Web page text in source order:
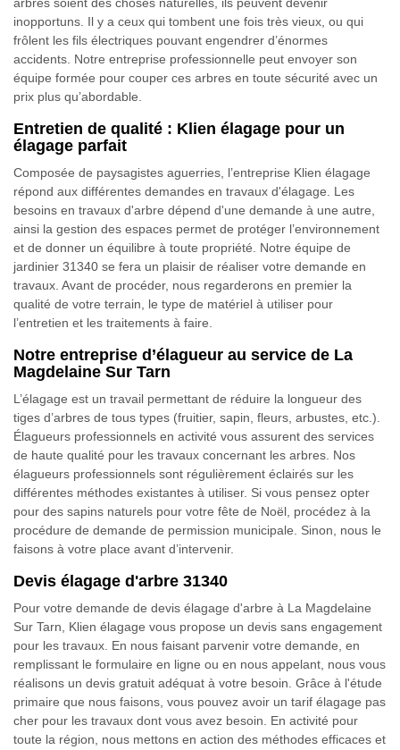
inopportuns. Il y a ceux qui tombent une fois très vieux, ou qui
frôlent les fils électriques pouvant engendrer d’énormes
accidents. Notre entreprise professionnelle peut envoyer son
équipe formée pour couper ces arbres en toute sécurité avec un
prix plus qu’abordable.
Entretien de qualité : Klien élagage pour un
élagage parfait
Composée de paysagistes aguerries, l’entreprise Klien élagage
répond aux différentes demandes en travaux d'élagage. Les
besoins en travaux d'arbre dépend d'une demande à une autre,
ainsi la gestion des espaces permet de protéger l’environnement
et de donner un équilibre à toute propriété. Notre équipe de
jardinier 31340 se fera un plaisir de réaliser votre demande en
travaux. Avant de procéder, nous regarderons en premier la
qualité de votre terrain, le type de matériel à utiliser pour
l’entretien et les traitements à faire.
Notre entreprise d’élagueur au service de La
Magdelaine Sur Tarn
L’élagage est un travail permettant de réduire la longueur des
tiges d’arbres de tous types (fruitier, sapin, fleurs, arbustes, etc.).
Élagueurs professionnels en activité vous assurent des services
de haute qualité pour les travaux concernant les arbres. Nos
élagueurs professionnels sont régulièrement éclairés sur les
différentes méthodes existantes à utiliser. Si vous pensez opter
pour des sapins naturels pour votre fête de Noël, procédez à la
procédure de demande de permission municipale. Sinon, nous le
faisons à votre place avant d’intervenir.
Devis élagage d'arbre 31340
Pour votre demande de devis élagage d'arbre à La Magdelaine
Sur Tarn, Klien élagage vous propose un devis sans engagement
pour les travaux. En nous faisant parvenir votre demande, en
remplissant le formulaire en ligne ou en nous appelant, nous vous
réalisons un devis gratuit adéquat à votre besoin. Grâce à l'étude
primaire que nous faisons, vous pouvez avoir un tarif élagage pas
cher pour les travaux dont vous avez besoin. En activité pour
toute la région, nous mettons en action des méthodes efficaces et